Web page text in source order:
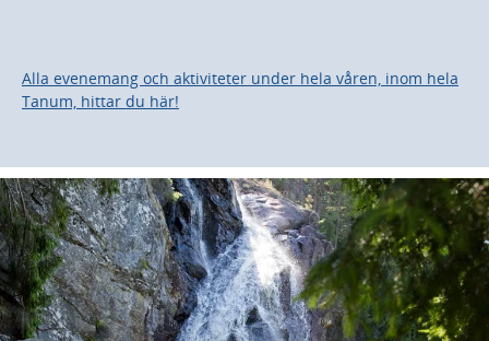
Alla evenemang och aktiviteter under hela våren, inom hela
Tanum, hittar du här!